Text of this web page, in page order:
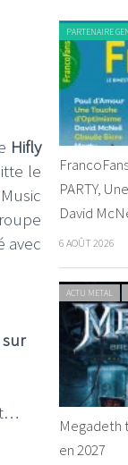
Hifly
le
avec
PARTENAIRE
PARTY,
David
6 AOÛT 2026
ACTU METAL
Megadeth
en 2027